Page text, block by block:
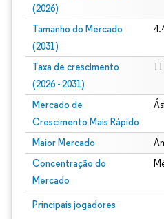
(2026)
Tamanho do Mercado
(2031)
Taxa de crescimento
(2026 - 2031)
Mercado de
Crescimento Mais Rápido
Maior Mercado
Concentração do
Mercado
Principais jogadores
Imagem © Mordor Intelligence. O